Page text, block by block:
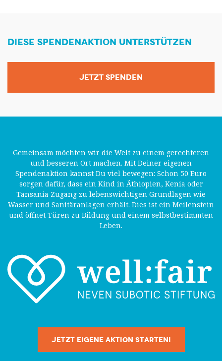
DIESE SPENDENAKTION UNTERSTÜTZEN
JETZT SPENDEN
Gemeinsam möchten wir die Welt zu einem gerechteren
und besseren Ort machen. Mit Deiner eigenen
Spendenaktion kannst Du viel bewegen: Schon 50 Euro
sorgen dafür, dass ein Kind in Äthiopien, Kenia oder
Tansania Zugang zu lebenswichtigen Grundlagen wie
Wasser und Sanitäranlagen erhält. Dies ist ein Meilenstein
und öffnet Türen zu Bildung und einem selbstbestimmten
Leben.
JETZT EIGENE AKTION STARTEN!